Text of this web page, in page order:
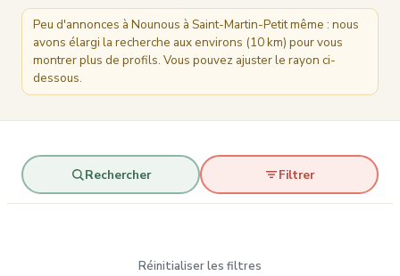
Peu d'annonces à Nounous à Saint-Martin-Petit même : nous
avons élargi la recherche aux environs (10 km) pour vous
montrer plus de profils. Vous pouvez ajuster le rayon ci-
dessous.
Rechercher Filtrer
Réinitialiser les filtres